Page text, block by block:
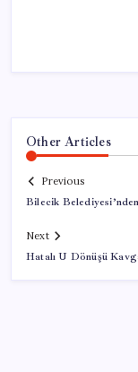
Other Articles
Previous
Bilecik
Next
Hatalı U Dönüşü